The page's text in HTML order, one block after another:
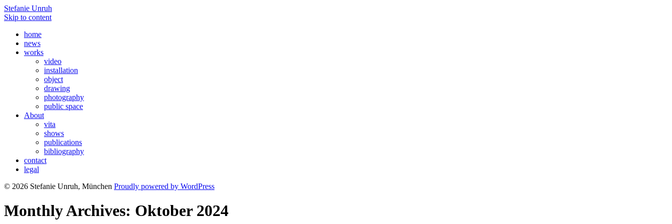
Stefanie Unruh
Skip to content
home
news
works
video
installation
object
drawing
photography
public space
About
vita
shows
publications
bibliography
contact
legal
© 2026 Stefanie Unruh, München Proudly powered by WordPress
Monthly Archives: Oktober 2024